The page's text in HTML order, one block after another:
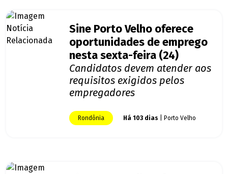
Sine Porto Velho oferece
oportunidades de emprego
nesta sexta-feira (24)
Candidatos devem atender aos
requisitos exigidos pelos
empregadores
Rondônia Há 103 dias | Porto Velho